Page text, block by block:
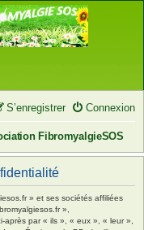
Connexion
S’enregistrer
FibromyalgieSOS
» et ses sociétés affiliées
»,
par « ils », « eux », « leur »,